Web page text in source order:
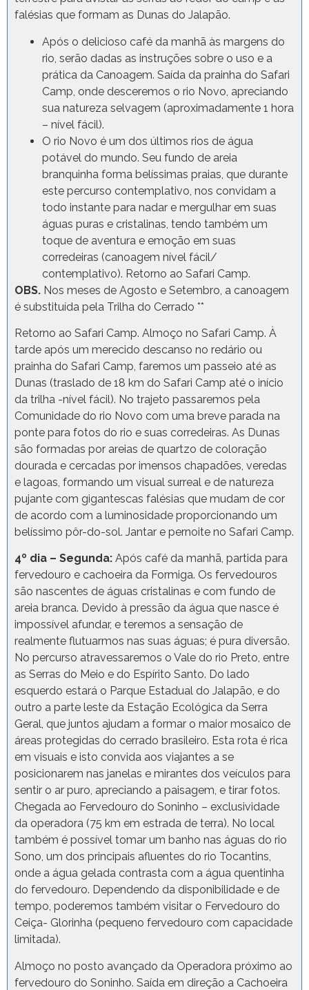
falésias que formam as Dunas do Jalapão.
Após o delicioso café da manhã às margens do
rio, serão dadas as instruções sobre o uso e a
prática da Canoagem. Saída da prainha do Safari
Camp, onde desceremos o rio Novo, apreciando
sua natureza selvagem (aproximadamente 1 hora
– nível fácil).
O rio Novo é um dos últimos rios de água
potável do mundo. Seu fundo de areia
branquinha forma belíssimas praias, que durante
este percurso contemplativo, nos convidam a
todo instante para nadar e mergulhar em suas
águas puras e cristalinas, tendo também um
toque de aventura e emoção em suas
corredeiras (canoagem nível fácil/
contemplativo). Retorno ao Safari Camp.
OBS. Nos meses de Agosto e Setembro, a canoagem
é substituída pela Trilha do Cerrado **
Retorno ao Safari Camp. Almoço no Safari Camp. À
tarde após um merecido descanso no redário ou
prainha do Safari Camp, faremos um passeio até as
Dunas (traslado de 18 km do Safari Camp até o início
da trilha -nível fácil). No trajeto passaremos pela
Comunidade do rio Novo com uma breve parada na
ponte para fotos do rio e suas corredeiras. As Dunas
são formadas por areias de quartzo de coloração
dourada e cercadas por imensos chapadões, veredas
e lagoas, formando um visual surreal e de natureza
pujante com gigantescas falésias que mudam de cor
de acordo com a luminosidade proporcionando um
belíssimo pôr-do-sol. Jantar e pernoite no Safari Camp.
4º dia – Segunda: Após café da manhã, partida para
fervedouro e cachoeira da Formiga. Os fervedouros
são nascentes de águas cristalinas e com fundo de
areia branca. Devido à pressão da água que nasce é
impossível afundar, e teremos a sensação de
realmente flutuarmos nas suas águas; é pura diversão.
No percurso atravessaremos o Vale do rio Preto, entre
as Serras do Meio e do Espírito Santo. Do lado
esquerdo estará o Parque Estadual do Jalapão, e do
outro a parte leste da Estação Ecológica da Serra
Geral, que juntos ajudam a formar o maior mosaico de
áreas protegidas do cerrado brasileiro. Esta rota é rica
em visuais e isto convida aos viajantes a se
posicionarem nas janelas e mirantes dos veículos para
sentir o ar puro, apreciando a paisagem, e tirar fotos.
Chegada ao Fervedouro do Soninho – exclusividade
da operadora (75 km em estrada de terra). No local
também é possível tomar um banho nas águas do rio
Sono, um dos principais afluentes do rio Tocantins,
onde a água gelada contrasta com a água quentinha
do fervedouro. Dependendo da disponibilidade e de
tempo, poderemos também visitar o Fervedouro do
Ceiça- Glorinha (pequeno fervedouro com capacidade
limitada).
Almoço no posto avançado da Operadora próximo ao
fervedouro do Soninho. Saída em direção a Cachoeira